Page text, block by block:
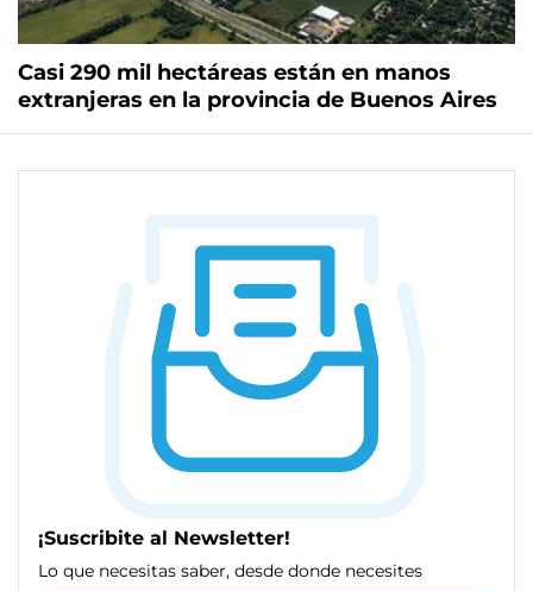
Casi 290 mil hectáreas están en manos
extranjeras en la provincia de Buenos Aires
¡Suscribite al Newsletter!
Lo que necesitas saber, desde donde necesites